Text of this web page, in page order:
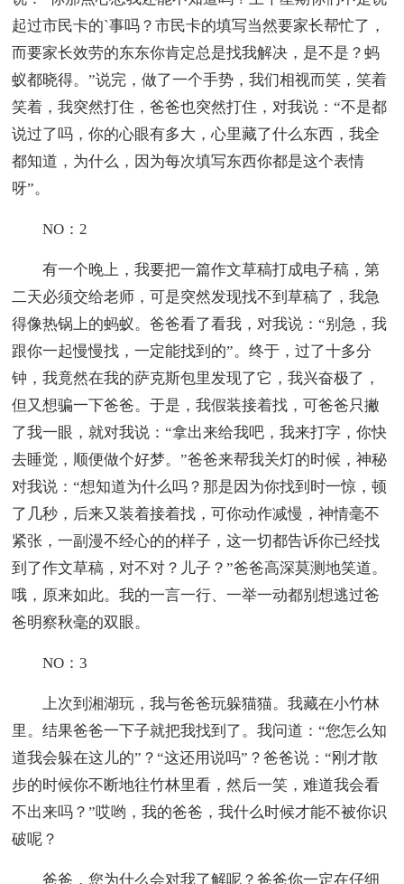
起过市民卡的`事吗？市民卡的填写当然要家长帮忙了，
而要家长效劳的东东你肯定总是找我解决，是不是？蚂
蚁都晓得。”说完，做了一个手势，我们相视而笑，笑着
笑着，我突然打住，爸爸也突然打住，对我说：“不是都
说过了吗，你的心眼有多大，心里藏了什么东西，我全
都知道，为什么，因为每次填写东西你都是这个表情
呀”。
NO：2
有一个晚上，我要把一篇作文草稿打成电子稿，第
二天必须交给老师，可是突然发现找不到草稿了，我急
得像热锅上的蚂蚁。爸爸看了看我，对我说：“别急，我
跟你一起慢慢找，一定能找到的”。终于，过了十多分
钟，我竟然在我的萨克斯包里发现了它，我兴奋极了，
但又想骗一下爸爸。于是，我假装接着找，可爸爸只撇
了我一眼，就对我说：“拿出来给我吧，我来打字，你快
去睡觉，顺便做个好梦。”爸爸来帮我关灯的时候，神秘
对我说：“想知道为什么吗？那是因为你找到时一惊，顿
了几秒，后来又装着接着找，可你动作减慢，神情毫不
紧张，一副漫不经心的的样子，这一切都告诉你已经找
到了作文草稿，对不对？儿子？”爸爸高深莫测地笑道。
哦，原来如此。我的一言一行、一举一动都别想逃过爸
爸明察秋毫的双眼。
NO：3
上次到湘湖玩，我与爸爸玩躲猫猫。我藏在小竹林
里。结果爸爸一下子就把我找到了。我问道：“您怎么知
道我会躲在这儿的”？“这还用说吗”？爸爸说：“刚才散
步的时候你不断地往竹林里看，然后一笑，难道我会看
不出来吗？”哎哟，我的爸爸，我什么时候才能不被你识
破呢？
爸爸，您为什么会对我了解呢？爸爸你一定在仔细